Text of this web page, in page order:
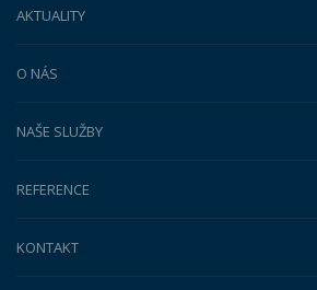
AKTUALITY
O NÁS
NAŠE SLUŽBY
REFERENCE
KONTAKT